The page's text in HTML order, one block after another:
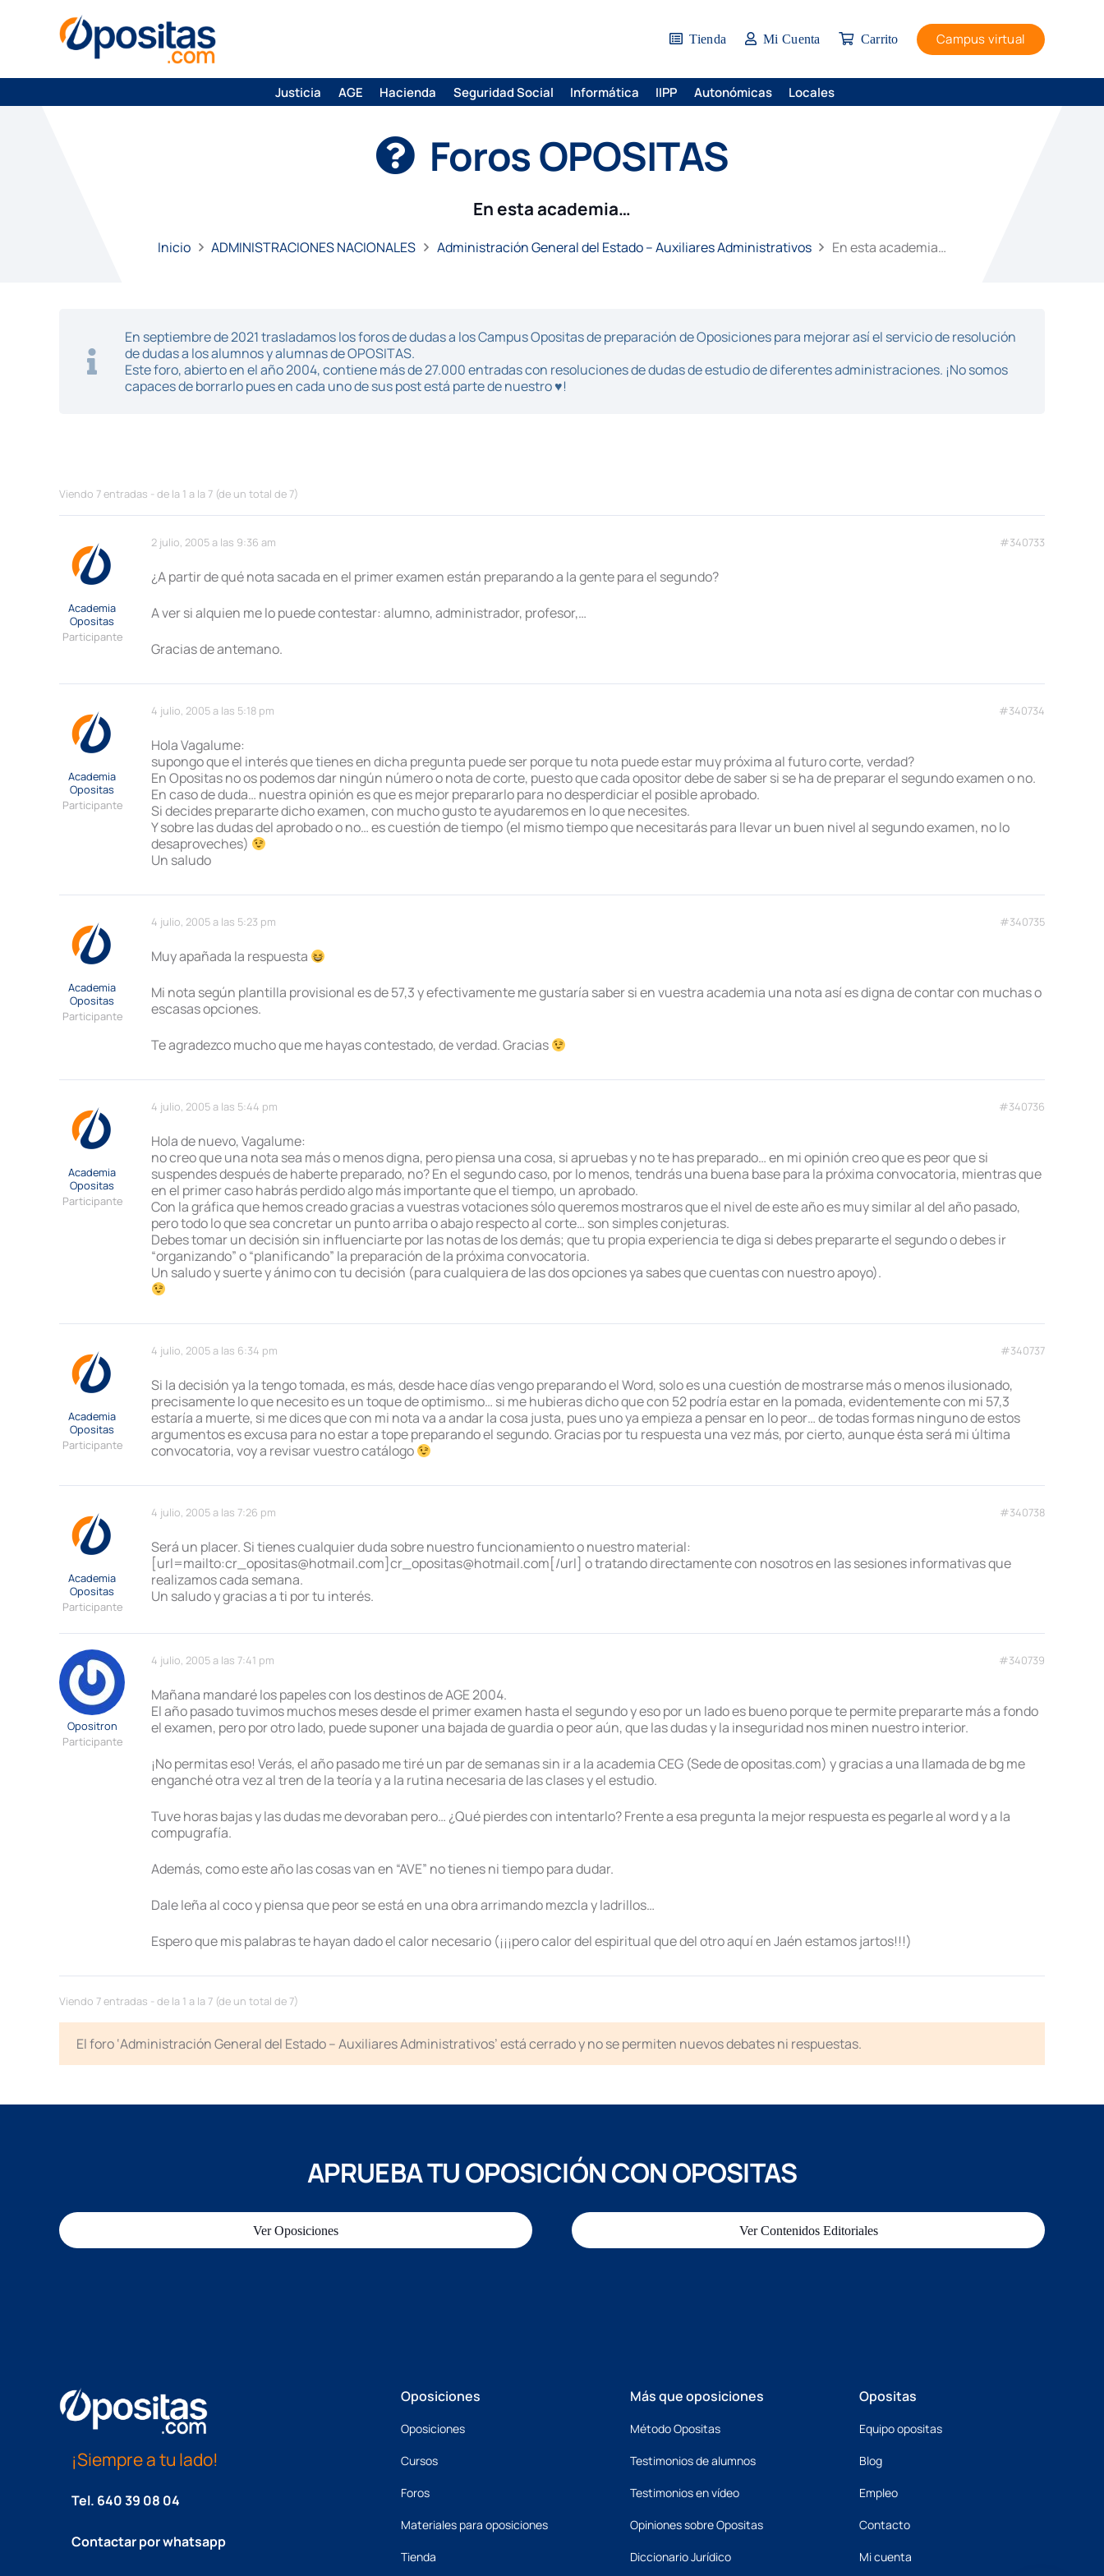
Tienda Mi Cuenta Carrito Campus virtual
Justicia AGE Hacienda Seguridad Social Informática IIPP Autonómicas Locales
Foros OPOSITAS
En esta academia…
Inicio ADMINISTRACIONES NACIONALES Administración General del Estado – Auxiliares Administrativos En esta academia…
En septiembre de 2021 trasladamos los foros de dudas a los Campus Opositas de preparación de Oposiciones para mejorar así el servicio de resolución
de dudas a los alumnos y alumnas de OPOSITAS.
Este foro, abierto en el año 2004, contiene más de 27.000 entradas con resoluciones de dudas de estudio de diferentes administraciones. ¡No somos
capaces de borrarlo pues en cada uno de sus post está parte de nuestro ♥!
Viendo 7 entradas - de la 1 a la 7 (de un total de 7)
2 julio, 2005 a las 9:36 am #340733
Academia
Opositas
Participante
¿A partir de qué nota sacada en el primer examen están preparando a la gente para el segundo?
A ver si alquien me lo puede contestar: alumno, administrador, profesor,…
Gracias de antemano.
4 julio, 2005 a las 5:18 pm #340734
Academia
Opositas
Participante
Hola Vagalume:
supongo que el interés que tienes en dicha pregunta puede ser porque tu nota puede estar muy próxima al futuro corte, verdad?
En Opositas no os podemos dar ningún número o nota de corte, puesto que cada opositor debe de saber si se ha de preparar el segundo examen o no.
En caso de duda… nuestra opinión es que es mejor prepararlo para no desperdiciar el posible aprobado.
Si decides prepararte dicho examen, con mucho gusto te ayudaremos en lo que necesites.
Y sobre las dudas del aprobado o no… es cuestión de tiempo (el mismo tiempo que necesitarás para llevar un buen nivel al segundo examen, no lo
desaproveches)
Un saludo
4 julio, 2005 a las 5:23 pm #340735
Academia
Opositas
Participante
Muy apañada la respuesta
Mi nota según plantilla provisional es de 57,3 y efectivamente me gustaría saber si en vuestra academia una nota así es digna de contar con muchas o
escasas opciones.
Te agradezco mucho que me hayas contestado, de verdad. Gracias
4 julio, 2005 a las 5:44 pm #340736
Academia
Opositas
Participante
Hola de nuevo, Vagalume:
no creo que una nota sea más o menos digna, pero piensa una cosa, si apruebas y no te has preparado… en mi opinión creo que es peor que si
suspendes después de haberte preparado, no? En el segundo caso, por lo menos, tendrás una buena base para la próxima convocatoria, mientras que
en el primer caso habrás perdido algo más importante que el tiempo, un aprobado.
Con la gráfica que hemos creado gracias a vuestras votaciones sólo queremos mostraros que el nivel de este año es muy similar al del año pasado,
pero todo lo que sea concretar un punto arriba o abajo respecto al corte… son simples conjeturas.
Debes tomar un decisión sin influenciarte por las notas de los demás; que tu propia experiencia te diga si debes prepararte el segundo o debes ir
“organizando” o “planificando” la preparación de la próxima convocatoria.
Un saludo y suerte y ánimo con tu decisión (para cualquiera de las dos opciones ya sabes que cuentas con nuestro apoyo).
4 julio, 2005 a las 6:34 pm #340737
Academia
Opositas
Participante
Si la decisión ya la tengo tomada, es más, desde hace días vengo preparando el Word, solo es una cuestión de mostrarse más o menos ilusionado,
precisamente lo que necesito es un toque de optimismo… si me hubieras dicho que con 52 podría estar en la pomada, evidentemente con mi 57,3
estaría a muerte, si me dices que con mi nota va a andar la cosa justa, pues uno ya empieza a pensar en lo peor… de todas formas ninguno de estos
argumentos es excusa para no estar a tope preparando el segundo. Gracias por tu respuesta una vez más, por cierto, aunque ésta será mi última
convocatoria, voy a revisar vuestro catálogo
4 julio, 2005 a las 7:26 pm #340738
Academia
Opositas
Participante
Será un placer. Si tienes cualquier duda sobre nuestro funcionamiento o nuestro material:
[url=mailto:cr_opositas@hotmail.com]cr_opositas@hotmail.com[/url] o tratando directamente con nosotros en las sesiones informativas que
realizamos cada semana.
Un saludo y gracias a ti por tu interés.
4 julio, 2005 a las 7:41 pm #340739
Opositron
Participante
Mañana mandaré los papeles con los destinos de AGE 2004.
El año pasado tuvimos muchos meses desde el primer examen hasta el segundo y eso por un lado es bueno porque te permite prepararte más a fondo
el examen, pero por otro lado, puede suponer una bajada de guardia o peor aún, que las dudas y la inseguridad nos minen nuestro interior.
¡No permitas eso! Verás, el año pasado me tiré un par de semanas sin ir a la academia CEG (Sede de opositas.com) y gracias a una llamada de bg me
enganché otra vez al tren de la teoría y a la rutina necesaria de las clases y el estudio.
Tuve horas bajas y las dudas me devoraban pero… ¿Qué pierdes con intentarlo? Frente a esa pregunta la mejor respuesta es pegarle al word y a la
compugrafía.
Además, como este año las cosas van en “AVE” no tienes ni tiempo para dudar.
Dale leña al coco y piensa que peor se está en una obra arrimando mezcla y ladrillos…
Espero que mis palabras te hayan dado el calor necesario (¡¡¡pero calor del espiritual que del otro aquí en Jaén estamos jartos!!!)
Viendo 7 entradas - de la 1 a la 7 (de un total de 7)
El foro ‘Administración General del Estado – Auxiliares Administrativos’ está cerrado y no se permiten nuevos debates ni respuestas.
APRUEBA TU OPOSICIÓN CON OPOSITAS
Ver Oposiciones Ver Contenidos Editoriales
¡Siempre a tu lado!
Tel. 640 39 08 04
Contactar por whatsapp
Oposiciones
Oposiciones
Cursos
Foros
Materiales para oposiciones
Tienda
Más que oposiciones
Método Opositas
Testimonios de alumnos
Testimonios en vídeo
Opiniones sobre Opositas
Diccionario Jurídico
Opositas
Equipo opositas
Blog
Empleo
Contacto
Mi cuenta